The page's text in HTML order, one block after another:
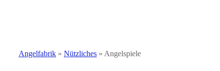
Angelfabrik » Nützliches » Angelspiele